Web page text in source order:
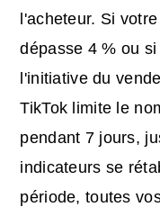
l'acheteur. Si
dépasse 4 % ou
l'initiative du
TikTok limite le
pendant 7 jours,
indicateurs se
période, toutes